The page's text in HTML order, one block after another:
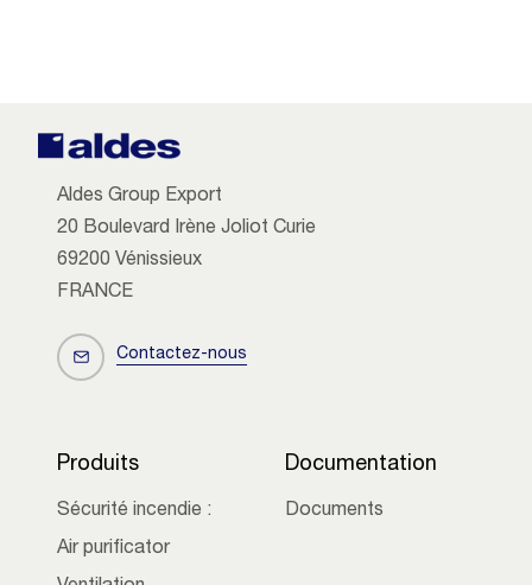
Aldes Group Export
20 Boulevard Irène Joliot Curie
69200 Vénissieux
FRANCE
Contactez-nous
Produits
Sécurité incendie :
Air purificator
Documentation
Documents